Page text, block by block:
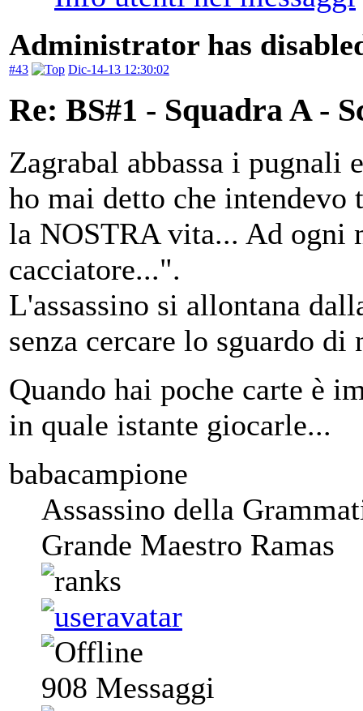
Administrator has
#43 Dic-14-13 12:30:02
Re: BS#1 - Squadra A -
Zagrabal abbassa i pugnali
ho mai detto che
la NOSTRA vita... Ad ogni
cacciatore...".
L'assassino si allontana
senza cercare lo sguardo di
Quando hai poche carte è
in quale istante giocarle...
babacampione
Assassino della
Grande Maestro Ramas
908 Messaggi